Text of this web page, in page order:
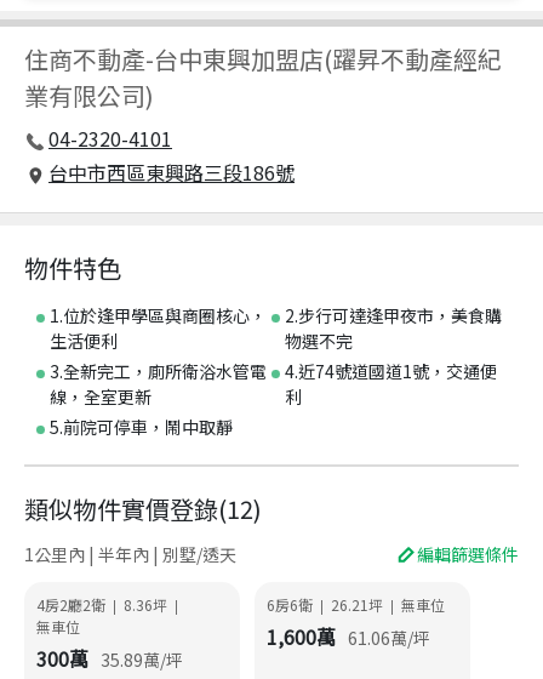
住商不動產-台中東興加盟店(躍昇不動產經紀
業有限公司)
04-2320-4101
台中市西區東興路三段186號
物件特色
1.位於逢甲學區與商圈核心，
生活便利
2.步行可達逢甲夜市，美食購
物選不完
3.全新完工，廁所衛浴水管電
線，全室更新
4.近74號道國道1號，交通便
利
5.前院可停車，鬧中取靜
類似物件實價登錄(12)
1公里內 | 半年內 | 別墅/透天 編輯篩選條件
4房2廳2衛 | 8.36坪 |
無車位
300萬 35.89萬/坪
6房6衛 | 26.21坪 | 無車位
1,600萬 61.06萬/坪